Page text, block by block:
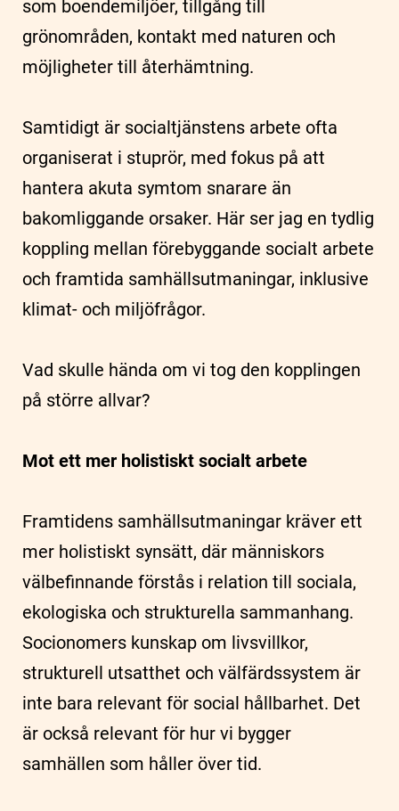
som boendemiljöer, tillgång till
grönområden, kontakt med naturen och
möjligheter till återhämtning.
Samtidigt är socialtjänstens arbete ofta
organiserat i stuprör, med fokus på att
hantera akuta symtom snarare än
bakomliggande orsaker. Här ser jag en tydlig
koppling mellan förebyggande socialt arbete
och framtida samhällsutmaningar, inklusive
klimat- och miljöfrågor.
Vad skulle hända om vi tog den kopplingen
på större allvar?
Mot ett mer holistiskt socialt arbete
Framtidens samhällsutmaningar kräver ett
mer holistiskt synsätt, där människors
välbefinnande förstås i relation till sociala,
ekologiska och strukturella sammanhang.
Socionomers kunskap om livsvillkor,
strukturell utsatthet och välfärdssystem är
inte bara relevant för social hållbarhet. Det
är också relevant för hur vi bygger
samhällen som håller över tid.